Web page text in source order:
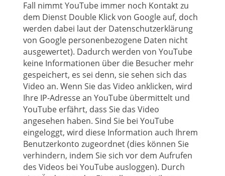
Fall nimmt YouTube immer noch Kontakt zu
dem Dienst Double Klick von Google auf, doch
werden dabei laut der Datenschutzerklärung
von Google personenbezogene Daten nicht
ausgewertet). Dadurch werden von YouTube
keine Informationen über die Besucher mehr
gespeichert, es sei denn, sie sehen sich das
Video an. Wenn Sie das Video anklicken, wird
Ihre IP-Adresse an YouTube übermittelt und
YouTube erfährt, dass Sie das Video
angesehen haben. Sind Sie bei YouTube
eingeloggt, wird diese Information auch Ihrem
Benutzerkonto zugeordnet (dies können Sie
verhindern, indem Sie sich vor dem Aufrufen
des Videos bei YouTube ausloggen). Durch